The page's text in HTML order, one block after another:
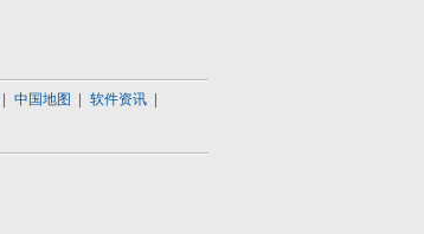
中国地图 软件资讯